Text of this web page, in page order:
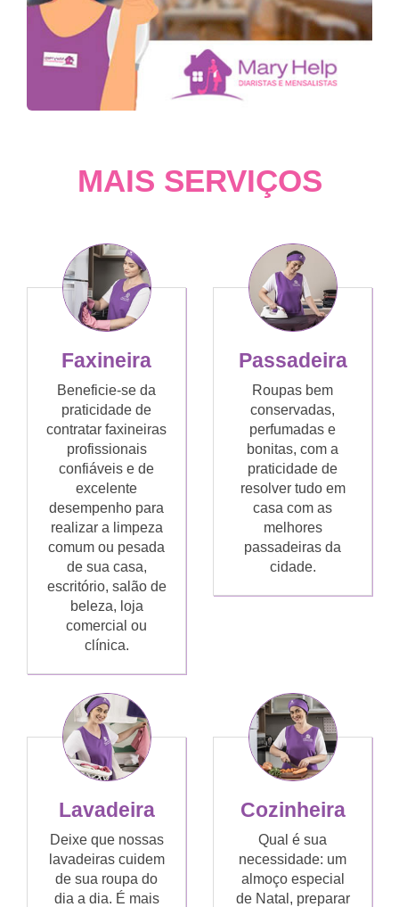
MAIS SERVIÇOS
Faxineira
Beneficie-se da
praticidade de
contratar faxineiras
profissionais
confiáveis e de
excelente
desempenho para
realizar a limpeza
comum ou pesada
de sua casa,
escritório, salão de
beleza, loja
comercial ou
clínica.
Passadeira
Roupas bem
conservadas,
perfumadas e
bonitas, com a
praticidade de
resolver tudo em
casa com as
melhores
passadeiras da
cidade.
Lavadeira
Deixe que nossas
lavadeiras cuidem
de sua roupa do
dia a dia. É mais
Cozinheira
Qual é sua
necessidade: um
almoço especial
de Natal, preparar